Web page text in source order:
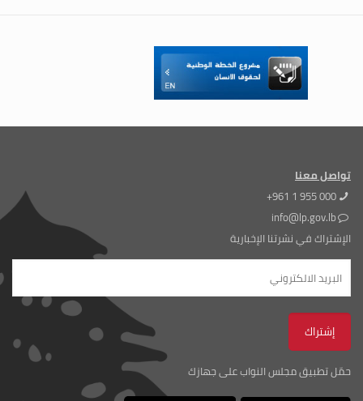
تواصل معنا
+961 1 955 000
info@lp.gov.lb
الإشتراك في نشرتنا الإخبارية
حمّل تطبيق مجلس النواب على جهازك